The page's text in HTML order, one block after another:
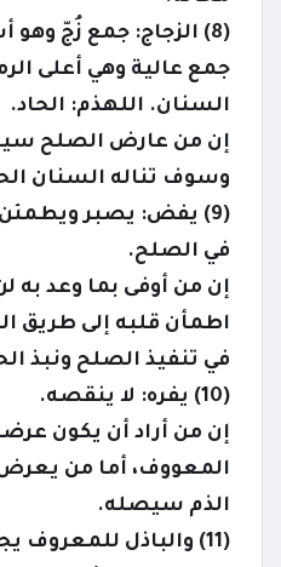
(8) الزجاج: جمع زُجّ
جمع عالية وهي أعلى
السنان. اللهذم: الحاد.
إن من عارض الصلح
وسوف تناله السنان
(9) يفض: يصبر
في الصلح.
إن من أوفى بما وعد به
اطمأن قلبه إلى طريق
في تنفيذ الصلح ونبذ
(10) يفره: لا ينقصه.
إن من أراد أن يكون
المعووف، أما من
الذم سيصله.
(11) والباذل